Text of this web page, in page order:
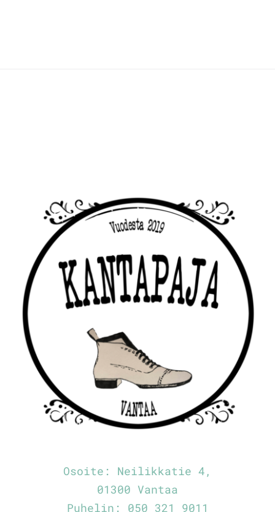
Osoite: Neilikkatie 4,
01300 Vantaa
Puhelin: 050 321 9011